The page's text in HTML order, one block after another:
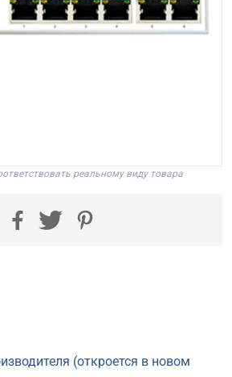
реальному виду товара
(откроется в новом